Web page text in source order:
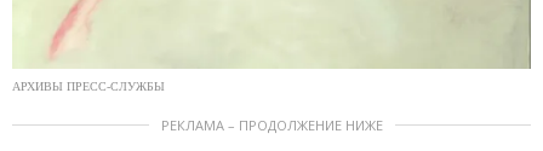
АРХИВЫ ПРЕСС-СЛУЖБЫ
РЕКЛАМА – ПРОДОЛЖЕНИЕ НИЖЕ